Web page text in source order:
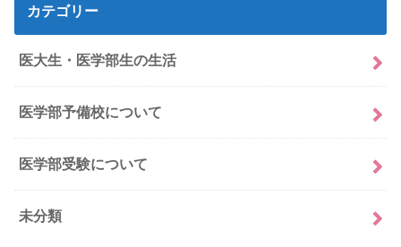
カテゴリー
医大生・医学部生の生活
医学部予備校について
医学部受験について
未分類